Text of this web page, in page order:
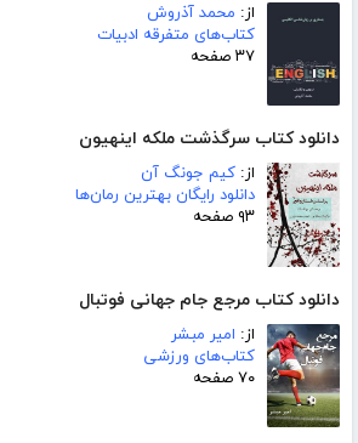
از: محمد آذروش
کتاب‌های متفرقه ادبیات
۳۷ صفحه
دانلود کتاب سرگذشت ملکه اینهیون
از: کیم جونگ آن
دانلود رایگان بهترین رمان‌ها
۹۳ صفحه
دانلود کتاب مرجع جام جهانی فوتبال
از: امیر مبشر
کتاب‌های ورزشی
۷۰ صفحه